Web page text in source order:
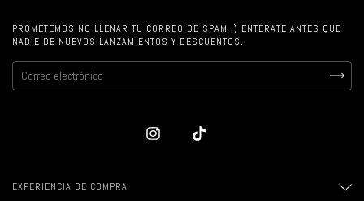
PROMETEMOS NO LLENAR TU CORREO DE SPAM :) ENTÉRATE ANTES QUE
NADIE DE NUEVOS LANZAMIENTOS Y DESCUENTOS.
EXPERIENCIA DE COMPRA